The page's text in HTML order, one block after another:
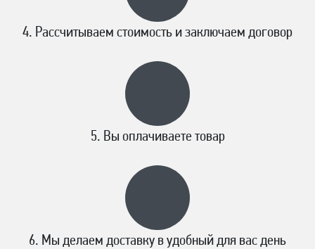
Рассчитываем стоимость и заключаем договор
Вы оплачиваете товар
Мы делаем доставку в удобный для вас день